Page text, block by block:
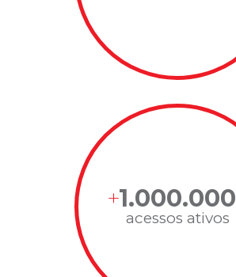
1.000.000
acessos ativos